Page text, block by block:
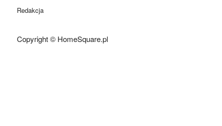
Redakcja
Copyright © HomeSquare.pl